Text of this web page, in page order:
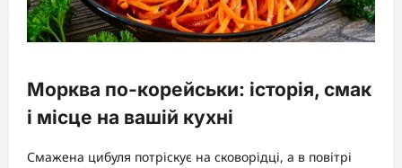
Морква по-корейськи: історія, смак
і місце на вашій кухні
Смажена цибуля потріскує на сковорідці, а в повітрі